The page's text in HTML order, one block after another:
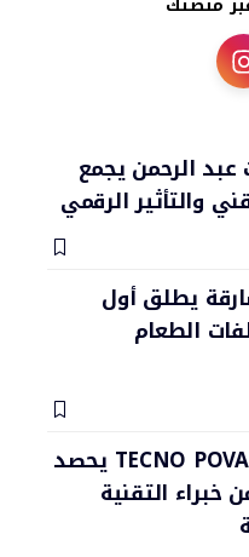
عبد الرحمن يجمع
والتأثير الرقمي
يطلق أول
الطعام
هاتف TECNO POVA 8 Pro 5G يحصد
التقنية